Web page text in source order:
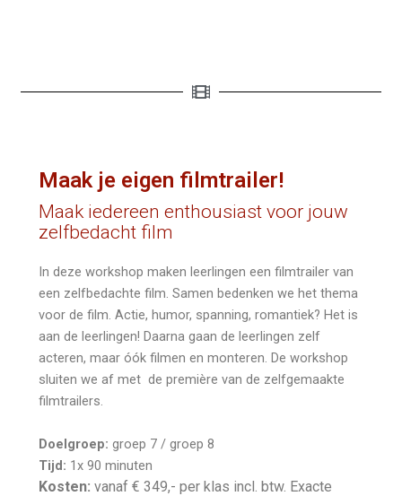
Maak je eigen filmtrailer!
Maak iedereen enthousiast voor jouw
zelfbedacht film
In deze workshop maken leerlingen een filmtrailer van
een zelfbedachte film. Samen bedenken we het thema
voor de film. Actie, humor, spanning, romantiek? Het is
aan de leerlingen! Daarna gaan de leerlingen zelf
acteren, maar óók filmen en monteren. De workshop
sluiten we af met de première van de zelfgemaakte
filmtrailers.
Doelgroep: groep 7 / groep 8
Tijd: 1x 90 minuten
Kosten: vanaf € 349,- per klas incl. btw. Exacte